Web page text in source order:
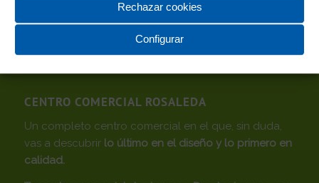
Rechazar cookies
Configurar
CENTRO COMERCIAL ROSALEDA
Un completo centro comercial en el que, sin duda,
vas a descubrir lo último en el diseño y lo primero en
calidad.